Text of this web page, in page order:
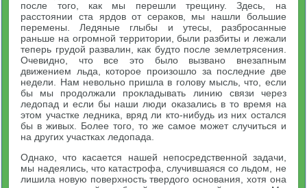
после того, как мы перешли трещину. Здесь, на
расстоянии ста ярдов от сераков, мы нашли большие
перемены. Ледяные глыбы и утесы, разбросанные
раньше на огромной территории, были разбиты и лежали
теперь грудой развалин, как будто после землетрясения.
Очевидно, что все это было вызвано внезапным
движением льда, которое произошло за последние две
недели. Нам невольно пришла в голову мысль, что, если
бы мы продолжали прокладывать линию связи через
ледопад и если бы наши люди оказались в то время на
этом участке ледника, вряд ли кто-нибудь из них остался
бы в живых. Более того, то же самое может случиться и
на других участках ледопада.
Однако, что касается нашей непосредственной задачи,
мы надеялись, что катастрофа, случившаяся со льдом, не
лишила новую поверхность твердого основания, хотя она